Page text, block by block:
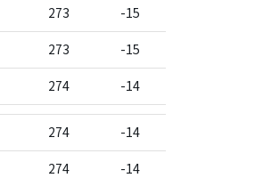
273 -15
273 -15
274 -14
274 -14
274 -14